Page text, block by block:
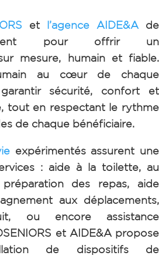
et l’agence AIDE&A de
pour offrir un
mesure, humain et fiable.
au cœur de chaque
sécurité, confort et
tout en respectant le rythme
de chaque bénéficiaire.
expérimentés assurent une
: aide à la toilette, au
préparation des repas, aide
aux déplacements,
ou encore assistance
et AIDE&A propose
de dispositifs de